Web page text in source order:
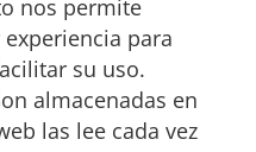
nos permite
para
su uso.
almacenadas en
las lee cada vez